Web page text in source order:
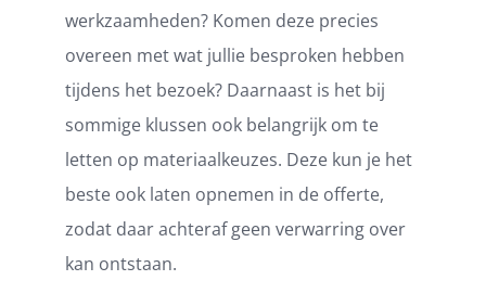
werkzaamheden? Komen deze precies
overeen met wat jullie besproken hebben
tijdens het bezoek? Daarnaast is het bij
sommige klussen ook belangrijk om te
letten op materiaalkeuzes. Deze kun je het
beste ook laten opnemen in de offerte,
zodat daar achteraf geen verwarring over
kan ontstaan.